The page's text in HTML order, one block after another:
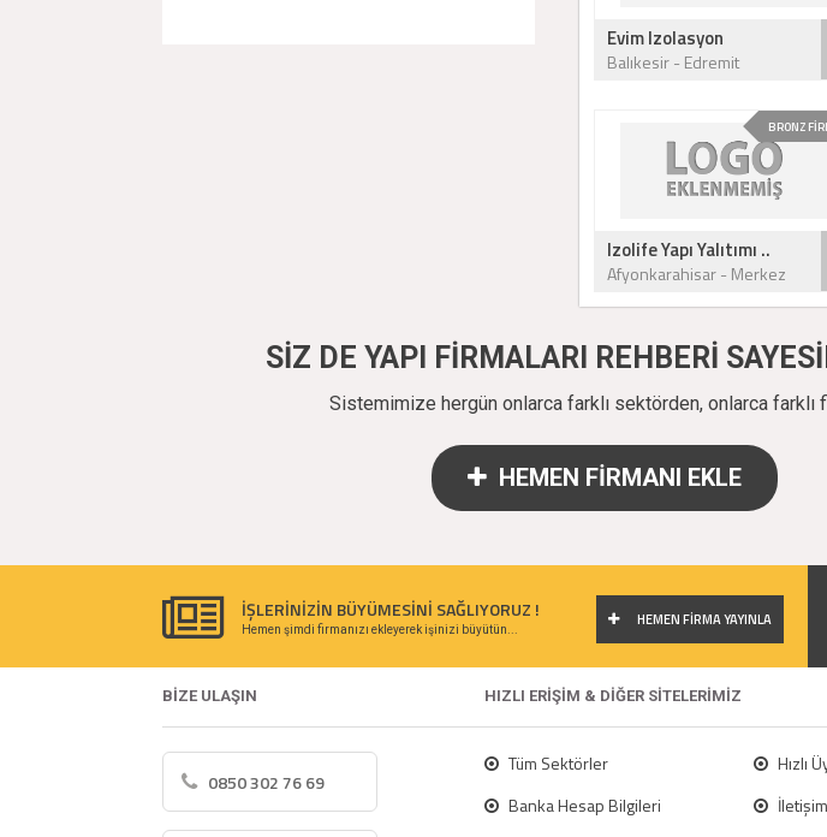
Evim Izolasyon
Balıkesir - Edremit
BRONZ
Izolife Yapı Yalıtımı ..
Afyonkarahisar - Merkez
SİZ DE YAPI FİRMALARI REHBERİ
Sistemimize hergün onlarca farklı sektörden, onlarca farklı
HEMEN FİRMANI EKLE
İŞLERİNİZİN BÜYÜMESİNİ SAĞLIYORUZ ! HEMEN FİRMA YAYINLA
Hemen şimdi firmanızı ekleyerek işinizi büyütün...
BİZE ULAŞIN HIZLI ERİŞİM & DİĞER SİTELERİMİZ
0850 302 76 69
Tüm Sektörler
Hızlı
Banka Hesap Bilgileri